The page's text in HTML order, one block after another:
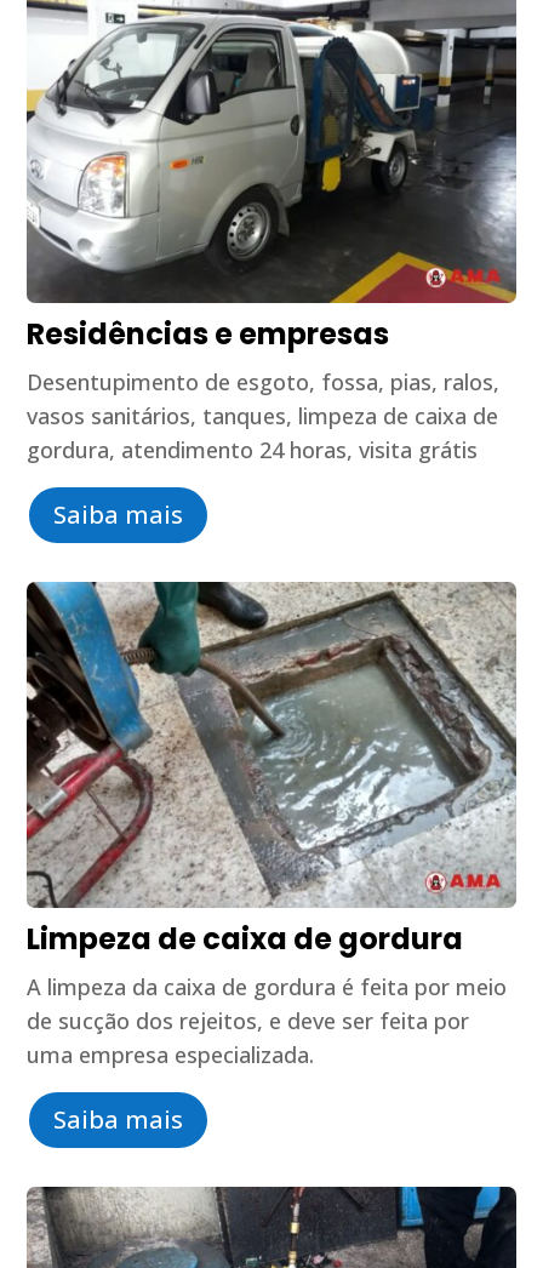
Residências e empresas
Desentupimento de esgoto, fossa, pias, ralos,
vasos sanitários, tanques, limpeza de caixa de
gordura, atendimento 24 horas, visita grátis
Saiba mais
Limpeza de caixa de gordura
A limpeza da caixa de gordura é feita por meio
de sucção dos rejeitos, e deve ser feita por
uma empresa especializada.
Saiba mais